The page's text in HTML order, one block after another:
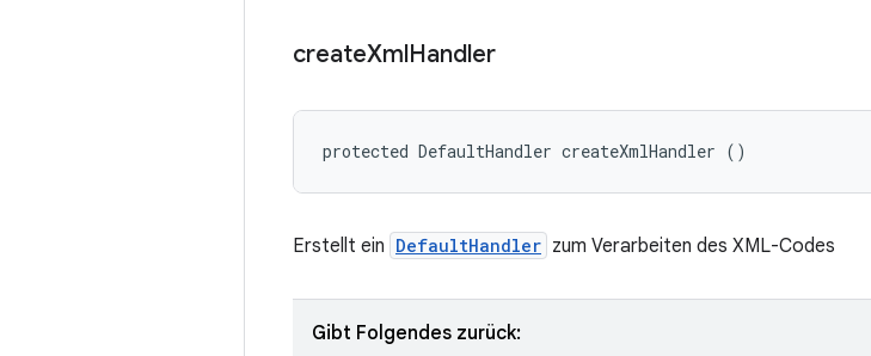
createXmlHandler
protected DefaultHandler createXmlHandler ()
Erstellt ein DefaultHandler zum Verarbeiten des XML-Codes
Gibt Folgendes zurück: